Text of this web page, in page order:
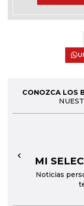
CONOZCA LOS
MI
Noticias
←